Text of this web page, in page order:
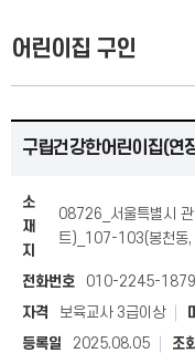
어린이집 구인
구립건강한어린이집(연
소
재
지
08726_서울특별시
트)_107-103(봉천동,
전화번호 010-2245-1879
자격
보육교사 3급이상
등록일
2025.08.05 조